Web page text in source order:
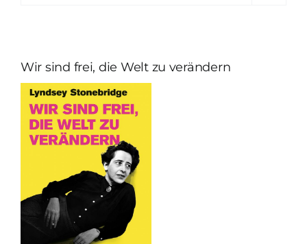
Wir sind frei, die Welt zu verändern